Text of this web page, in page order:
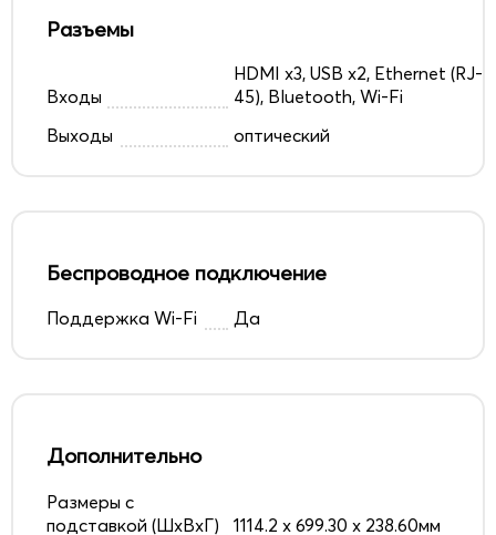
Разъемы
Входы
HDMI x3, USB x2, Ethernet (RJ-
45), Bluetooth, Wi-Fi
Выходы
оптический
Беспроводное подключение
Поддержка Wi-Fi Да
Дополнительно
Размеры с
подставкой (ШxВxГ)
1114.2 х 699.30 х 238.60мм